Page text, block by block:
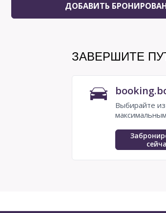
ДОБАВИТЬ
ЗАВЕРШИТЕ
Выбирайте